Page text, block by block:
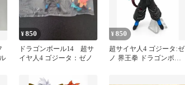
¥850
ドラゴンボール14 超サ
イヤ人4 ゴジータ：ゼノ
¥850
超サイヤ人4 ゴジータ:ゼ
ノ 界王拳 ドラゴンボー